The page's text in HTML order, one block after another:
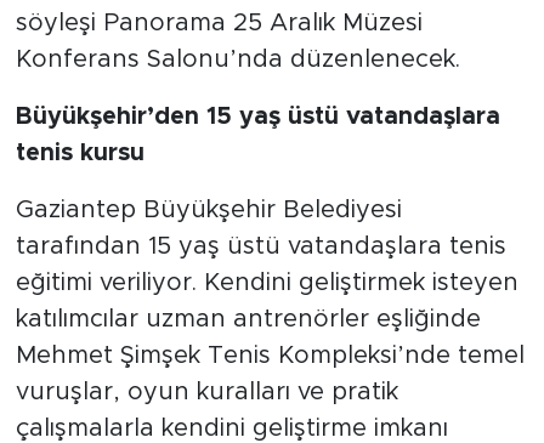
söyleşi Panorama 25 Aralık Müzesi
Konferans Salonu’nda düzenlenecek.
Büyükşehir’den 15 yaş üstü vatandaşlara
tenis kursu
Gaziantep Büyükşehir Belediyesi
tarafından 15 yaş üstü vatandaşlara tenis
eğitimi veriliyor. Kendini geliştirmek isteyen
katılımcılar uzman antrenörler eşliğinde
Mehmet Şimşek Tenis Kompleksi’nde temel
vuruşlar, oyun kuralları ve pratik
çalışmalarla kendini geliştirme imkanı